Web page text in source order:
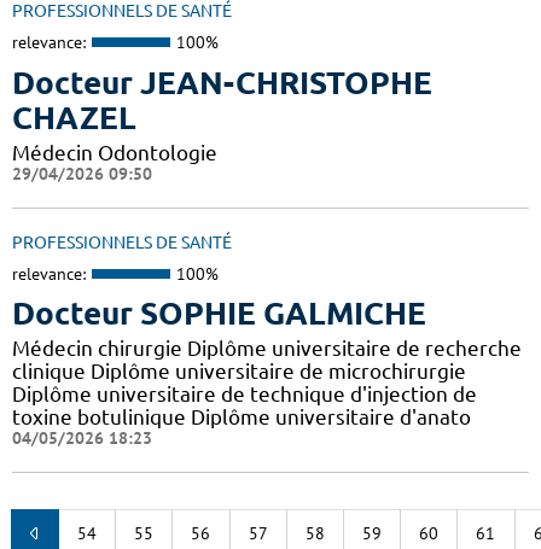
PROFESSIONNELS DE SANTÉ
relevance: 100%
Docteur JEAN-CHRISTOPHE
CHAZEL
Médecin Odontologie
29/04/2026 09:50
PROFESSIONNELS DE SANTÉ
relevance: 100%
Docteur SOPHIE GALMICHE
Médecin chirurgie Diplôme universitaire de recherche
clinique Diplôme universitaire de microchirurgie
Diplôme universitaire de technique d'injection de
toxine botulinique Diplôme universitaire d'anato
04/05/2026 18:23
54 55 56 57 58 59 60 61